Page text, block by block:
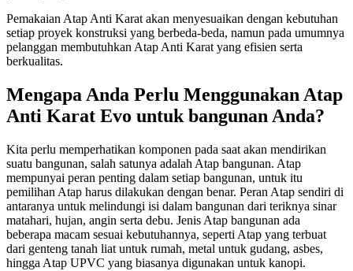
Pemakaian Atap Anti Karat akan menyesuaikan dengan kebutuhan
setiap proyek konstruksi yang berbeda-beda, namun pada umumnya
pelanggan membutuhkan Atap Anti Karat yang efisien serta
berkualitas.
Mengapa Anda Perlu Menggunakan Atap
Anti Karat Evo untuk bangunan Anda?
Kita perlu memperhatikan komponen pada saat akan mendirikan
suatu bangunan, salah satunya adalah Atap bangunan. Atap
mempunyai peran penting dalam setiap bangunan, untuk itu
pemilihan Atap harus dilakukan dengan benar. Peran Atap sendiri di
antaranya untuk melindungi isi dalam bangunan dari teriknya sinar
matahari, hujan, angin serta debu. Jenis Atap bangunan ada
beberapa macam sesuai kebutuhannya, seperti Atap yang terbuat
dari genteng tanah liat untuk rumah, metal untuk gudang, asbes,
hingga Atap UPVC yang biasanya digunakan untuk kanopi.